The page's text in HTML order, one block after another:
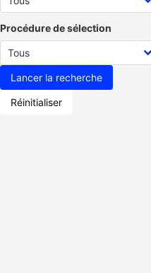
Procédure de sélection
Réinitialiser